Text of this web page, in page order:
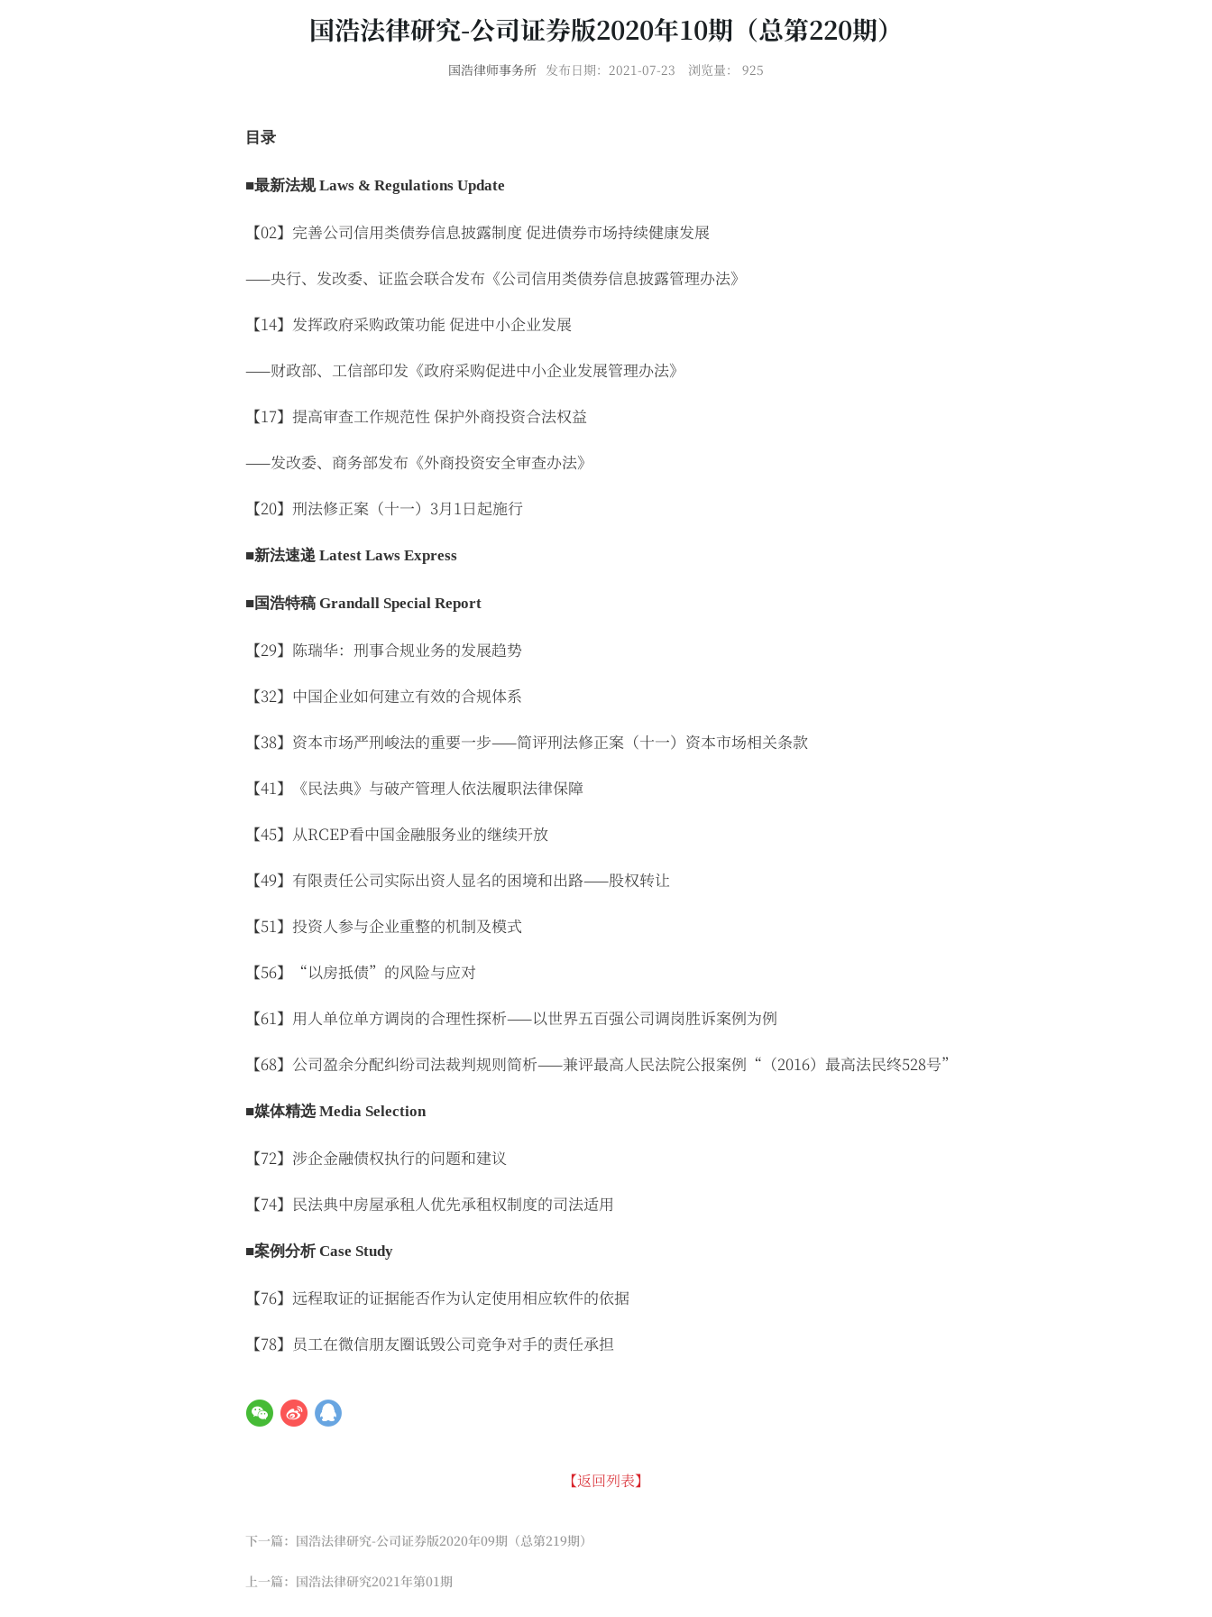
国浩法律研究-公司证券版2020年10期（总第220期）
国浩律师事务所 发布日期：2021-07-23 浏览量： 925
目录
■最新法规 Laws & Regulations Update
【02】完善公司信用类债券信息披露制度 促进债券市场持续健康发展
——央行、发改委、证监会联合发布《公司信用类债券信息披露管理办法》
【14】发挥政府采购政策功能 促进中小企业发展
——财政部、工信部印发《政府采购促进中小企业发展管理办法》
【17】提高审查工作规范性 保护外商投资合法权益
——发改委、商务部发布《外商投资安全审查办法》
【20】刑法修正案（十一）3月1日起施行
■新法速递 Latest Laws Express
■国浩特稿 Grandall Special Report
【29】陈瑞华：刑事合规业务的发展趋势
【32】中国企业如何建立有效的合规体系
【38】资本市场严刑峻法的重要一步——简评刑法修正案（十一）资本市场相关条款
【41】《民法典》与破产管理人依法履职法律保障
【45】从RCEP看中国金融服务业的继续开放
【49】有限责任公司实际出资人显名的困境和出路——股权转让
【51】投资人参与企业重整的机制及模式
【56】“以房抵债”的风险与应对
【61】用人单位单方调岗的合理性探析——以世界五百强公司调岗胜诉案例为例
【68】公司盈余分配纠纷司法裁判规则简析——兼评最高人民法院公报案例“（2016）最高法民终528号”
■媒体精选 Media Selection
【72】涉企金融债权执行的问题和建议
【74】民法典中房屋承租人优先承租权制度的司法适用
■案例分析 Case Study
【76】远程取证的证据能否作为认定使用相应软件的依据
【78】员工在微信朋友圈诋毁公司竞争对手的责任承担
【返回列表】
下一篇：国浩法律研究-公司证券版2020年09期（总第219期）
上一篇：国浩法律研究2021年第01期